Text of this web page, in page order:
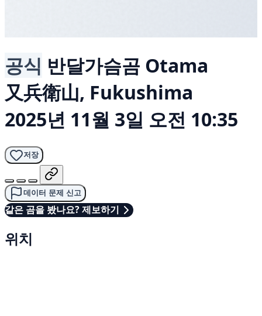
공식 반달가슴곰 Otama
又兵衛山, Fukushima
2025년 11월 3일 오전 10:35
저장
데이터 문제 신고
같은 곰을 봤나요? 제보하기
위치